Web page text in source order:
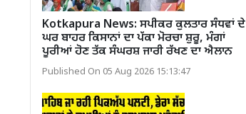
Kotkapura News: ਸਪੀਕਰ ਕੁਲਤਾਰ ਸੰਧਵਾਂ ਦੇ
ਘਰ ਬਾਹਰ ਕਿਸਾਨਾਂ ਦਾ ਪੱਕਾ ਮੋਰਚਾ ਸ਼ੁਰੂ, ਮੰਗਾਂ
ਪੂਰੀਆਂ ਹੋਣ ਤੱਕ ਸੰਘਰਸ਼ ਜਾਰੀ ਰੱਖਣ ਦਾ ਐਲਾਨ
Published On 05 Aug 2026 15:13:47